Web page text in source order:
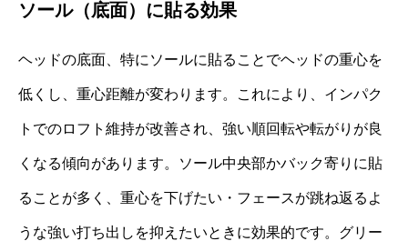
ソール（底面）に貼る効果
ヘッドの底面、特にソールに貼ることでヘッドの重心を
低くし、重心距離が変わります。これにより、インパク
トでのロフト維持が改善され、強い順回転や転がりが良
くなる傾向があります。ソール中央部かバック寄りに貼
ることが多く、重心を下げたい・フェースが跳ね返るよ
うな強い打ち出しを抑えたいときに効果的です。グリー